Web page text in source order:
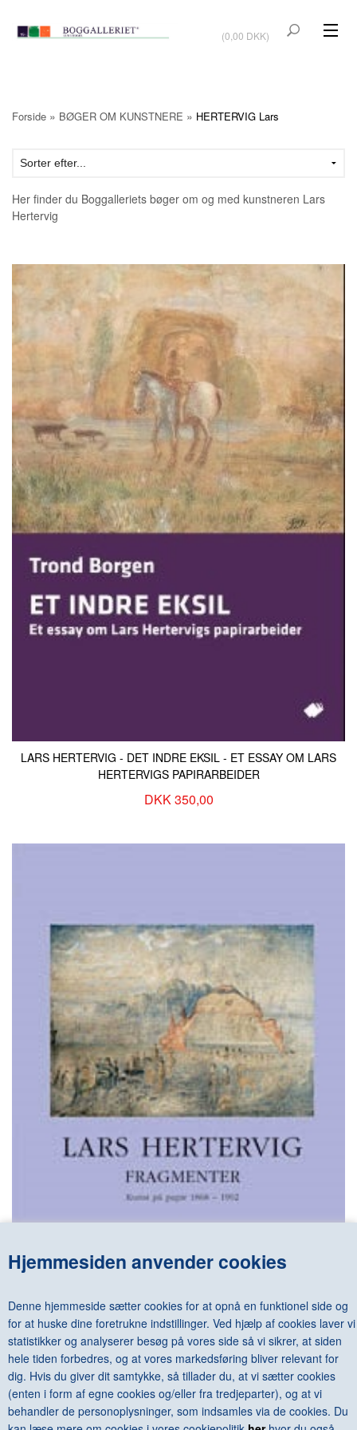
Hjemmesiden anvender cookies
Denne hjemmeside sætter cookies for at opnå en funktionel side og
for at huske dine foretrukne indstillinger. Ved hjælp af cookies laver vi
statistikker og analyserer besøg på vores side så vi sikrer, at siden
hele tiden forbedres, og at vores markedsføring bliver relevant for
dig. Hvis du giver dit samtykke, så tillader du, at vi sætter cookies
(enten i form af egne cookies og/eller fra tredjeparter), og at vi
behandler de personoplysninger, som indsamles via de cookies. Du
(0,00 DKK)
BØGER OM KUNSTNERE
TILBUD
OUTLET UDSTILLINGER
NYHEDER OM BOGGALLERIET
KONTAKT & ÅBNINSTIDER NYHEDSBREV
UDVIDET SØGNING Salgsbetingelser
Forside » BØGER OM KUNSTNERE » HERTERVIG Lars
Her finder du Boggalleriets bøger om og med kunstneren Lars
Hertervig
LARS HERTERVIG - DET INDRE EKSIL - ET ESSAY OM LARS
HERTERVIGS PAPIRARBEIDER
DKK 350,00
LARS HERTERVIG - FRAGMENTER, ARBEIDER PÅ PAPIR 1868-
DKK 550,00
<--Forrige Næste-->